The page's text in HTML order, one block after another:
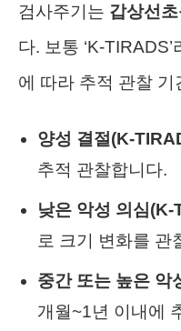
검사주기는 갑상선
다. 보통 ‘K-
에 따라 추적 관찰 기
양성 결절(K-
추적 관찰합니다.
낮은 악성 의심(K-
로 크기 변화를 관
중간 또는 높은 악
개월~1년 이내에